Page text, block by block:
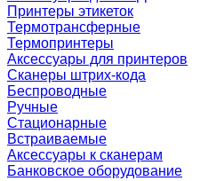
Принтеры этикеток
Термотрансферные
Термопринтеры
Аксессуары для принтеров
Сканеры штрих-кода
Беспроводные
Ручные
Стационарные
Встраиваемые
Аксессуары к сканерам
Банковское оборудование